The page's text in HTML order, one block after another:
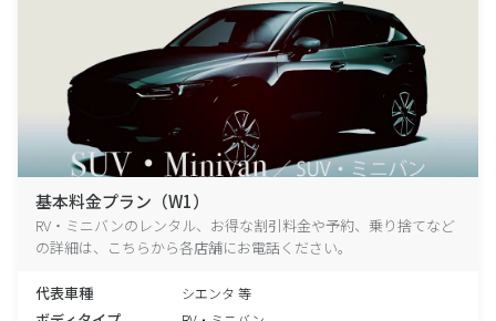
基本料金プラン（W1）
RV・ミニバンのレンタル、お得な割引料金や予約、乗り捨てなど
の詳細は、こちらから各店舗にお電話ください。
代表車種 シエンタ 等